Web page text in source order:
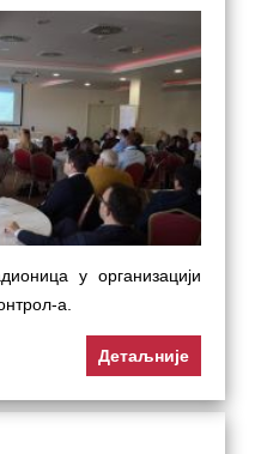
у организацији
а.
Детаљније